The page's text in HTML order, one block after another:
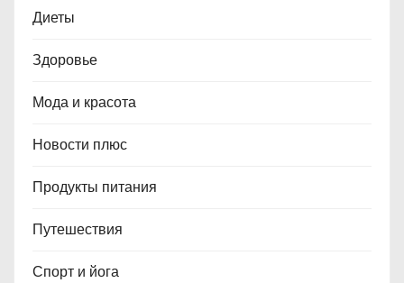
Диеты
Здоровье
Мода и красота
Новости плюс
Продукты питания
Путешествия
Спорт и йога